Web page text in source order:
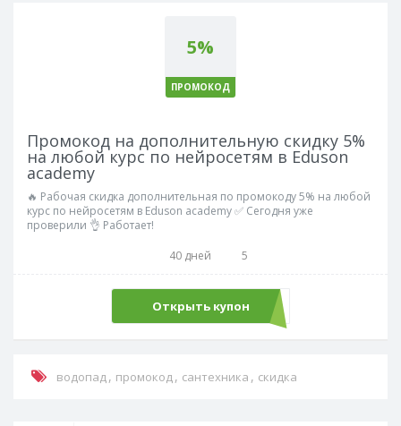
5%
ПРОМОКОД
Промокод на дополнительную скидку 5%
на любой курс по нейросетям в Eduson
academy
🔥 Рабочая скидка дополнительная по промокоду 5% на любой
курс по нейросетям в Eduson academy ✅ Сегодня уже
проверили 👌 Работает!
40 дней
5
Открыть купонPROMOAI
водопад, промокод, сантехника , скидка